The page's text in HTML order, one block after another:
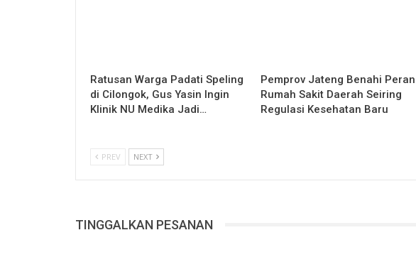
Ratusan Warga Padati Speling
di Cilongok, Gus Yasin Ingin
Klinik NU Medika Jadi…
Pemprov Jateng Benahi Peran
Rumah Sakit Daerah Seiring
Regulasi Kesehatan Baru
PREV NEXT
TINGGALKAN PESANAN